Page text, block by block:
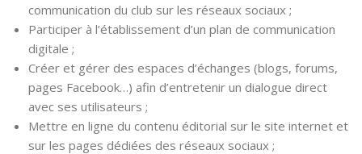
communication du club sur les réseaux sociaux ;
Participer à l’établissement d’un plan de communication
digitale ;
Créer et gérer des espaces d’échanges (blogs, forums,
pages Facebook…) afin d’entretenir un dialogue direct
avec ses utilisateurs ;
Mettre en ligne du contenu éditorial sur le site internet et
sur les pages dédiées des réseaux sociaux ;